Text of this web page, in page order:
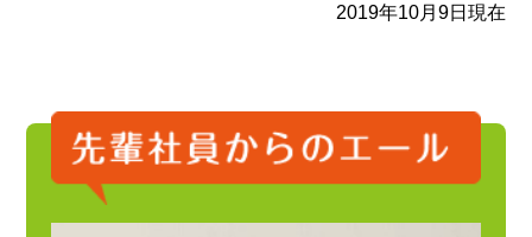
2019年10月9日現在